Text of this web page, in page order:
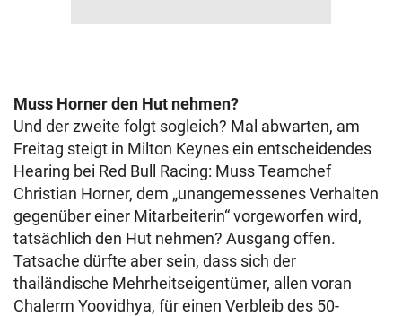
Muss Horner den Hut nehmen?
Und der zweite folgt sogleich? Mal abwarten, am
Freitag steigt in Milton Keynes ein entscheidendes
Hearing bei Red Bull Racing: Muss Teamchef
Christian Horner, dem „unangemessenes Verhalten
gegenüber einer Mitarbeiterin“ vorgeworfen wird,
tatsächlich den Hut nehmen? Ausgang offen.
Tatsache dürfte aber sein, dass sich der
thailändische Mehrheitseigentümer, allen voran
Chalerm Yoovidhya, für einen Verbleib des 50-